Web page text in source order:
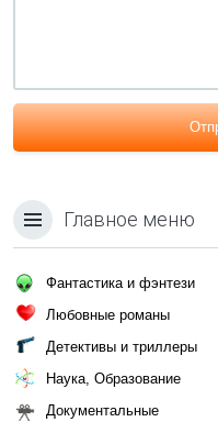
Главное меню
Фантастика и фэнтези
Любовные романы
Детективы и триллеры
Наука, Образование
Документальные